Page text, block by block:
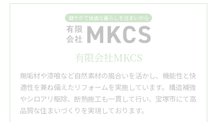
有限会社MKCS
無垢材や漆喰など自然素材の風合いを活かし、機能性と快
適性を兼ね備えたリフォームを実施しています。構造補強
やシロアリ駆除、断熱施工も一貫して行い、宝塚市にて高
品質な住まいづくりを実現しております。